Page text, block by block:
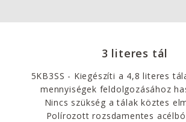
3 literes tál
5KB3SS - Kiegészíti a 4,8 literes
mennyiségek feldolgozásához
Nincs szükség a tálak köztes
Polírozott rozsdamentes